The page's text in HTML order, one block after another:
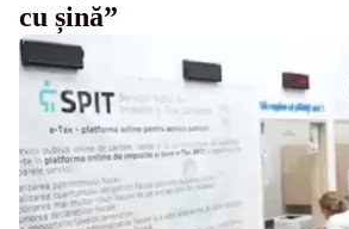
cu șină”